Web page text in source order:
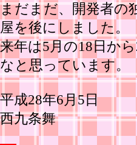
まだまだ、開発者の
屋を後にしました。
来年は5月の18日か
なと思っています。
平成28年6月5日
西九条舞